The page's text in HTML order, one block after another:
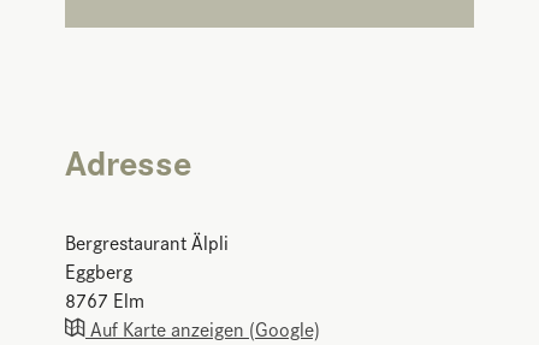
Adresse
Bergrestaurant Älpli
Eggberg
8767 Elm
Auf Karte anzeigen (Google)